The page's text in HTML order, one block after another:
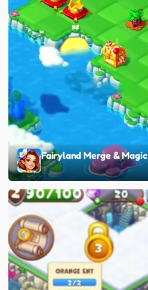
Fairyland Merge & Magic